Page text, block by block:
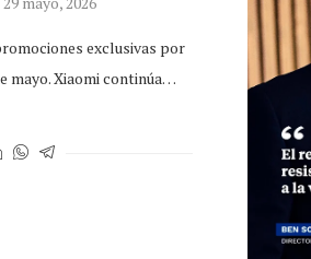
exclusivas por
mayo. Xiaomi continúa…